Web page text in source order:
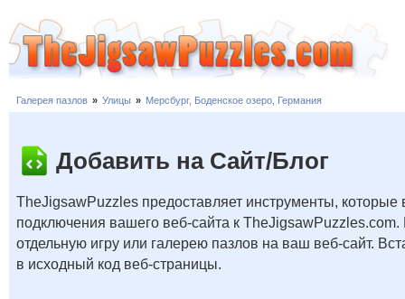
Галерея пазлов » Улицы » Мерсбург, Боденское озеро, Германия
Добавить на Сайт/Блог
TheJigsawPuzzles предоставляет инструменты, которые
подключения вашего веб-сайта к
отдельную игру или галерею пазлов на ваш веб-сайт.
в исходный код веб-страницы.